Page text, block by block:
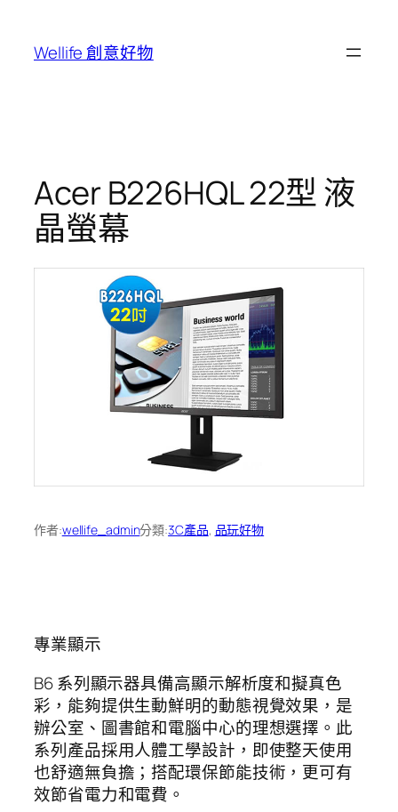
Wellife 創意好物
Acer B226HQL 22型 液
晶螢幕
作者:wellife_admin分類:3C產品, 品玩好物
專業顯示
B6 系列顯示器具備高顯示解析度和擬真色
彩，能夠提供生動鮮明的動態視覺效果，是
辦公室、圖書館和電腦中心的理想選擇。此
系列產品採用人體工學設計，即使整天使用
也舒適無負擔；搭配環保節能技術，更可有
效節省電力和電費。